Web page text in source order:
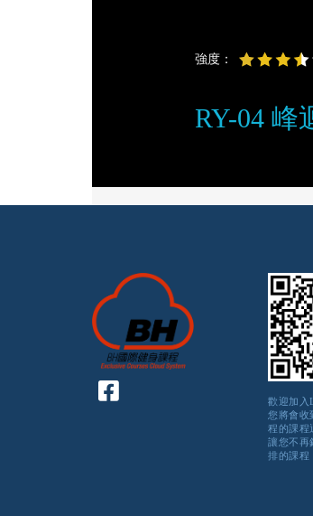
強度：
RY-04 峰
歡迎加入
您將會收
程的課程
讓您不再
排的課程